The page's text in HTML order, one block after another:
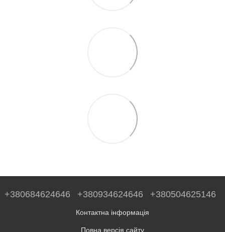
+380684624646 +380934624646 +380504625146
Контактна інформація
Повна версія сайту